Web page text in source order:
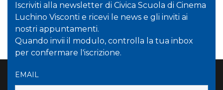
Iscriviti alla newsletter di Civica Scuola di Cinema
Luchino Visconti e ricevi le news e gli inviti ai
nostri appuntamenti.
Quando invii il modulo, controlla la tua inbox
per confermare l'iscrizione.
EMAIL